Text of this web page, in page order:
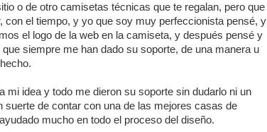
o de otro camisetas técnicas que te regalan, pero que
el tiempo, y yo que soy muy perfeccionista pensé, y
el logo de la web en la camiseta, y después pensé y
siempre me han dado su soporte, de una manera u
mi idea y todo me dieron su soporte sin dudarlo ni un
suerte de contar con una de las mejores casas de
mucho en todo el proceso del diseño.